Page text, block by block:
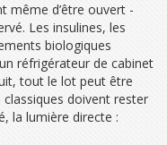
même d’être ouvert -
Les insulines, les
biologiques
réfrigérateur de cabinet
tout le lot peut être
classiques doivent rester
la lumière directe :